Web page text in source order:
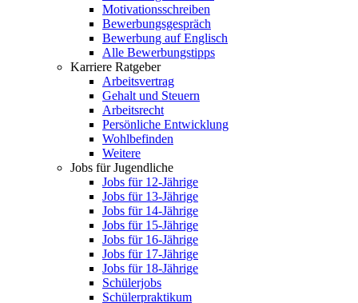
Motivationsschreiben
Bewerbungsgespräch
Bewerbung auf Englisch
Alle Bewerbungstipps
Karriere Ratgeber
Arbeitsvertrag
Gehalt und Steuern
Arbeitsrecht
Persönliche Entwicklung
Wohlbefinden
Weitere
Jobs für Jugendliche
Jobs für 12-Jährige
Jobs für 13-Jährige
Jobs für 14-Jährige
Jobs für 15-Jährige
Jobs für 16-Jährige
Jobs für 17-Jährige
Jobs für 18-Jährige
Schülerjobs
Schülerpraktikum